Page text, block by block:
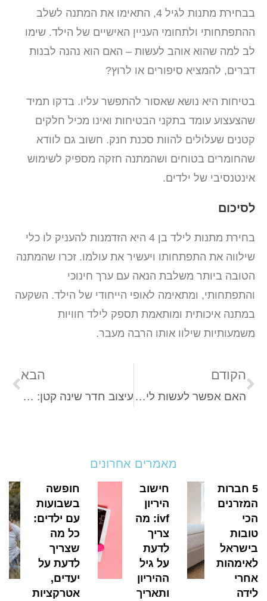
בבחירת מתנות לגיל 4, התאימו את המתנה לשלב
ההתפתחותי ולתחומי העניין האישיים של הילד. שימו
לב למה שהוא אוהב לעשות – האם הוא נהנה לבנות
דברים, להמציא סיפורים או לרוץ?
בטיחות היא נושא שאסור להתפשר עליו. בדקו תמיד
שהצעצוע עומד בתקני הבטיחות ואינו מכיל חלקים
קטנים שעלולים להוות סכנת חנק. חשוב גם לוודא
שהחומרים בטוחים ושהמתנה חזקה מספיק לשימוש
אינטנסיבי של ילדים.
לסיכום
בחירת מתנות לילד בן 4 היא הזדמנות להעניק לו כלי
שילווה את התפתחותו ויעשיר את עולמו. זכרו שהמתנה
הטובה ביותר משלבת הנאה עם ערך חינוכי
והתפתחותי, ומתאימה לאופי הייחודי של הילד. השקעה
במתנה איכותית ומותאמת תספק לילד חוויות
משמעותיות שילוו אותו הרבה מעבר.
הקודם
האם אפשר לעשות לייזר בהריון? כל מה שצריך לדעת
הבא
עיצוב חדר שינה קטן: איך ליצור מרחב נוח לתינוק ולהורים?
מאמרים אחרונים
5 חברות
המזרנים
הכי
טובות
בישראל
לאימהות
אחרי
לידה
חישוב
היריון
ivf: מה
צריך
לדעת
על גיל
ההיריון
ותאריך
חופשה
בשבועות
עם ילדים:
כל מה
שצריך
לדעת על
יעדים,
אטרקציות